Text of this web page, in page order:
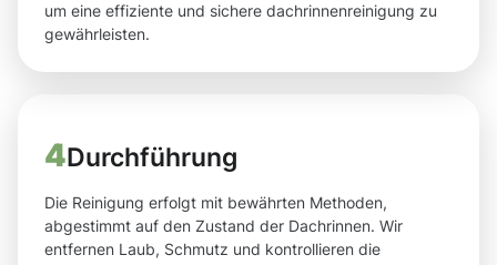
um eine effiziente und sichere dachrinnenreinigung zu
gewährleisten.
4Durchführung
Die Reinigung erfolgt mit bewährten Methoden,
abgestimmt auf den Zustand der Dachrinnen. Wir
entfernen Laub, Schmutz und kontrollieren die